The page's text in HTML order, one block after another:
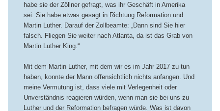
habe sie der Zöllner gefragt, was ihr Geschäft in Amerika
sei. Sie habe etwas gesagt in Richtung Reformation und
Martin Luther. Darauf der Zollbeamte: „Dann sind Sie hier
falsch. Fliegen Sie weiter nach Atlanta, da ist das Grab von
Martin Luther King.“
Mit dem Martin Luther, mit dem wir es im Jahr 2017 zu tun
haben, konnte der Mann offensichtlich nichts anfangen. Und
meine Vermutung ist, dass viele mit Verlegenheit oder
Unverständnis reagieren würden, wenn man sie bei uns zu
Luther und der Reformation befragen würde. Was ist davon